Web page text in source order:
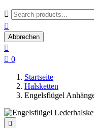


Abbrechen

 0
Startseite
Halsketten
Engelsflügel
